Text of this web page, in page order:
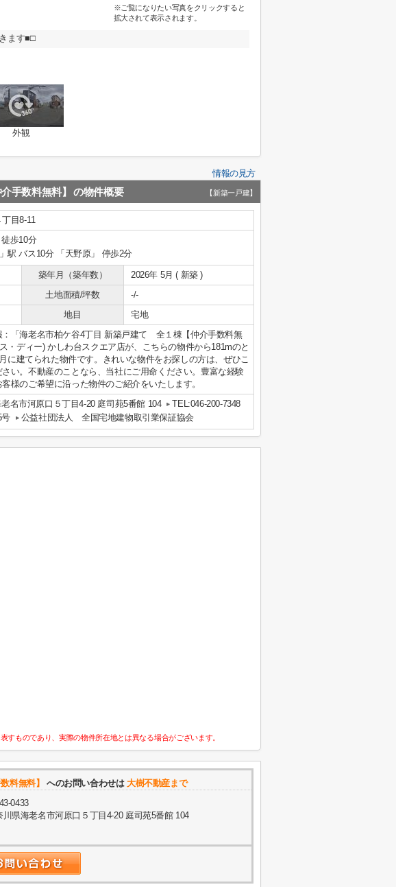
※ご覧になりたい写真をクリックすると
拡大されて表示されます。
ます■□
外観
情報の見方
手数料無料】 の物件概要 【新築一戸建】
丁目8-11
徒歩10分
」駅 バス10分 「天野原」 停歩2分
築年月（築年数）
2026年 5月 ( 新築 )
土地面積/坪数
-/-
地目 宅地
：「海老名市柏ケ谷4丁目 新築戸建て 全１棟【仲介手数料無
・ディー) かしわ台スクエア店が、こちらの物件から181mのと
に建てられた物件です。きれいな物件をお探しの方は、ぜひこ
い。不動産のことなら、当社にご用命ください。豊富な経験
様のご希望に沿った物件のご紹介をいたします。
名市河原口５丁目4-20 庭司苑5番館 104
TEL:046-200-7348
号
公益社団法人 全国宅地建物取引業保証協会
ものであり、実際の物件所在地とは異なる場合がございます。
料無料】 へのお問い合わせは大樹不動産まで
0433
川県海老名市河原口５丁目4-20 庭司苑5番館 104